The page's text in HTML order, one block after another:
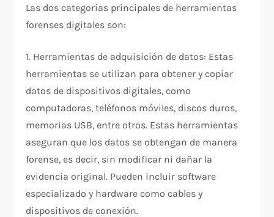
Las dos categorías principales de herramientas
forenses digitales son:
1. Herramientas de adquisición de datos: Estas
herramientas se utilizan para obtener y copiar
datos de dispositivos digitales, como
computadoras, teléfonos móviles, discos duros,
memorias USB, entre otros. Estas herramientas
aseguran que los datos se obtengan de manera
forense, es decir, sin modificar ni dañar la
evidencia original. Pueden incluir software
especializado y hardware como cables y
dispositivos de conexión.